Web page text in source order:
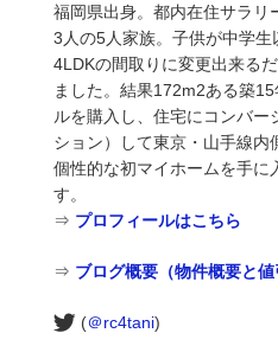
福岡県出身。都内在住サラリ
3人の5人家族。子供が中学生
4LDKの間取りに変更出来る
ました。結果172m2ある築
ルを購入し、住宅にコンバー
ション）して東京・山手線内
個性的な初マイホームを手に
す。
⇒ プロフィールはこちら
⇒ ブログ概要（物件概要と
(＠rc4tani)